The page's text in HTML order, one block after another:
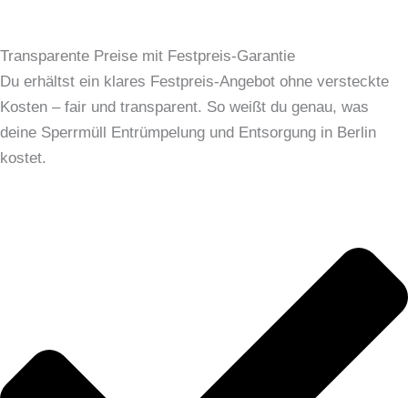
Transparente Preise mit Festpreis-Garantie
Du erhältst ein klares Festpreis-Angebot ohne versteckte
Kosten – fair und transparent. So weißt du genau, was
deine Sperrmüll Entrümpelung und Entsorgung in Berlin
kostet.